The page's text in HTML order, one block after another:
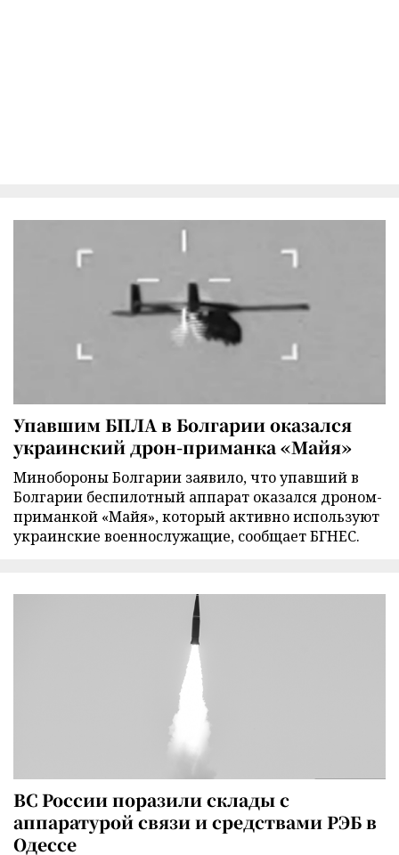
Упавшим БПЛА в Болгарии оказался
украинский дрон-приманка «Майя»
Минобороны Болгарии заявило, что упавший в
Болгарии беспилотный аппарат оказался дроном-
приманкой «Майя», который активно используют
украинские военнослужащие, сообщает БГНЕС.
ВС России поразили склады с
аппаратурой связи и средствами РЭБ в
Одессе